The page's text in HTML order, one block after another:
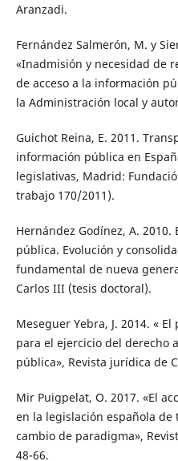
Aranzadi.
Fernández Salmerón, M. y
«Inadmisión y necesidad de
de acceso a la información
la Administración local y
Guichot Reina, E. 2011.
información pública en
legislativas, Madrid:
trabajo 170/2011).
Hernández Godínez, A.
pública. Evolución y
fundamental de nueva
Carlos III (tesis doctoral).
Meseguer Yebra, J. 2014. «
para el ejercicio del derecho
pública», Revista jurídica de
Mir Puigpelat, O. 2017. «El
en la legislación española
cambio de paradigma»,
48-66.